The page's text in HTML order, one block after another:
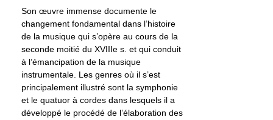
Son œuvre immense documente le
changement fondamental dans l’histoire
de la musique qui s’opère au cours de la
seconde moitié du XVIIIe s. et qui conduit
à l’émancipation de la musique
instrumentale. Les genres où il s’est
principalement illustré sont la symphonie
et le quatuor à cordes dans lesquels il a
développé le procédé de l’élaboration des